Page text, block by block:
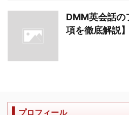
DMM英会話の
項を徹底解説】
プロフィール